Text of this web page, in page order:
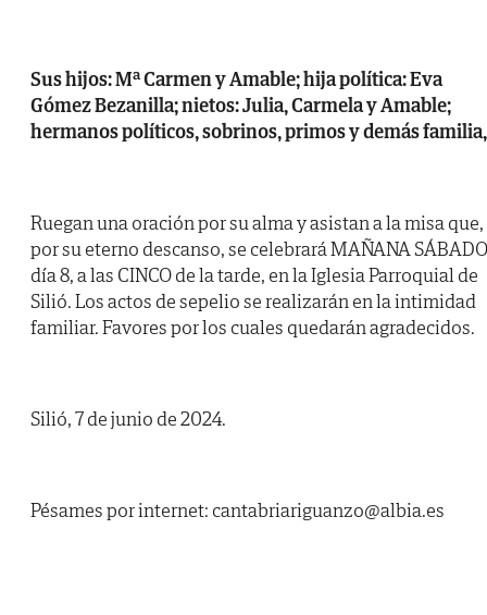
Sus hijos: Mª Carmen y Amable; hija política: Eva
Gómez Bezanilla; nietos: Julia, Carmela y Amable;
hermanos políticos, sobrinos, primos y demás familia,
Ruegan una oración por su alma y asistan a la misa que,
por su eterno descanso, se celebrará MAÑANA
día 8, a las CINCO de la tarde, en la Iglesia Parroquial de
Silió. Los actos de sepelio se realizarán en la intimidad
familiar. Favores por los cuales quedarán agradecidos.
Silió, 7 de junio de 2024.
Pésames por internet: cantabriariguanzo@albia.es